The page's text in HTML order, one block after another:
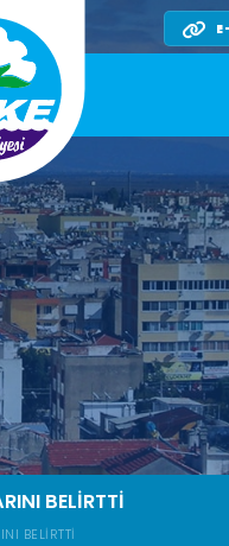
BELIRTTI
BELIRTTI